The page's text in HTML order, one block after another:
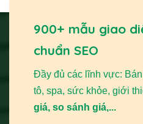
900+ mẫu giao
chuẩn SEO
Đầy đủ các lĩnh vực:
tô, spa, sức khỏe, giới
giá, so sánh giá,...